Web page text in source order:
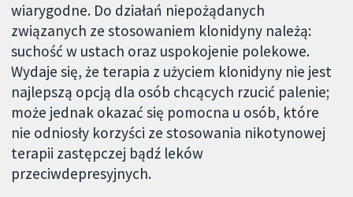
wiarygodne. Do działań niepożądanych
związanych ze stosowaniem klonidyny należą:
suchość w ustach oraz uspokojenie polekowe.
Wydaje się, że terapia z użyciem klonidyny nie jest
najlepszą opcją dla osób chcących rzucić palenie;
może jednak okazać się pomocna u osób, które
nie odniosły korzyści ze stosowania nikotynowej
terapii zastępczej bądź leków
przeciwdepresyjnych.